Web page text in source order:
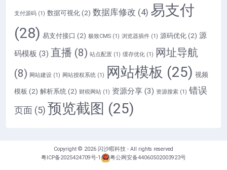
支付源码 (1) 数据可视化 (2) 数据库修改 (4) 易支付
(28) 易支付接口 (2) 极致CMS (1) 浏览器插件 (1) 源码优化 (2) 源
码模板 (3) 直播 (8) 站点配置 (1) 缓存优化 (1)
网址导航
(8) 网站建设 (1) 网站授权系统 (1) 网站模板 (25) 视频
模板 (2) 解析系统 (2) 财税网站 (1) 资源分享 (3) 资源搜索 (1) 错误
页面 (5) 预览截图 (25)
Copyright © 2026 闪沙暇科技 - All rights reserved
粤ICP备2025424709号-1
粤公网安备44060502003923号